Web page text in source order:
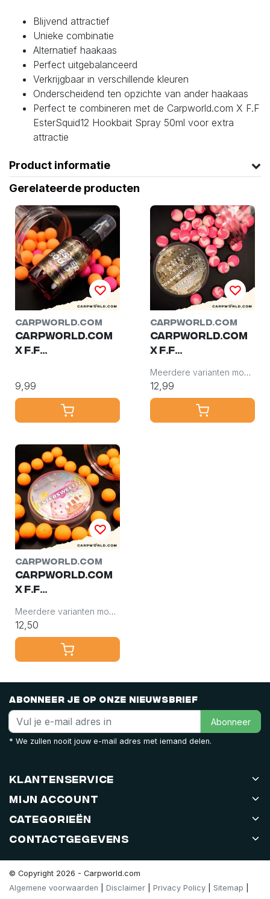
Blijvend attractief
Unieke combinatie
Alternatief haakaas
Perfect uitgebalanceerd
Verkrijgbaar in verschillende kleuren
Onderscheidend ten opzichte van ander haakaas
Perfect te combineren met de Carpworld.com X F.F
EsterSquid12 Hookbait Spray 50ml voor extra
attractie
Product informatie
Gerelateerde producten
Carpworld.com
Carpworld.com
X F.F
50ml
9,99
Carpworld.com
Carpworld.com
X F.F
Pop Up 15mm
Meerdere varianten mogelijk
12,99
Carpworld.com
Carpworld.com
X F.F
Pop Up 15mm
Meerdere varianten mogelijk
12,50
Abonneer je op onze nieuwsbrief
Abonneer
* We zullen nooit jouw e-mail adres met iemand delen.
Klantenservice
Mijn account
Categorieën
Contactgegevens
© Copyright 2026 - Carpworld.com
Algemene voorwaarden
Disclaimer Privacy Policy Sitemap